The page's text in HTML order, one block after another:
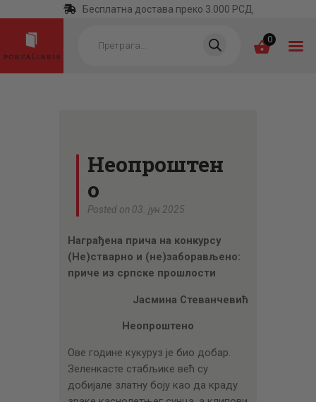
Бесплатна достава преко 3.000 РСД
search 0
НАЈПРОДАВАНИЈЕ
НОВЕ КЊИГЕ
ЗАБОРАВА
АУТОРИ
АКТУЕЛНОСТИ
ЦЕНОВНИК
ПИСМО
Неопроштен
о
Posted on 03. јун 2025
Награђена прича на конкурсу
(Не)стварно и (не)заборављено:
приче из српске прошлости
Јасмина Стеванчевић
Неопроштено
Ове године кукуруз је био добар.
Зеленкасте стабљике већ су
добијале златну боју као да краду